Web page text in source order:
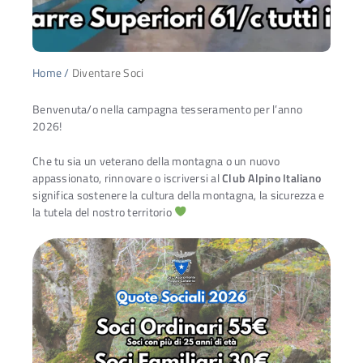
Home/ Diventare Soci
Benvenuta/o nella campagna tesseramento per l’anno
2026!
Che tu sia un veterano della montagna o un nuovo
appassionato, rinnovare o iscriversi alClub Alpino Italiano
significa sostenere la cultura della montagna, la sicurezza e
la tutela del nostro territorio